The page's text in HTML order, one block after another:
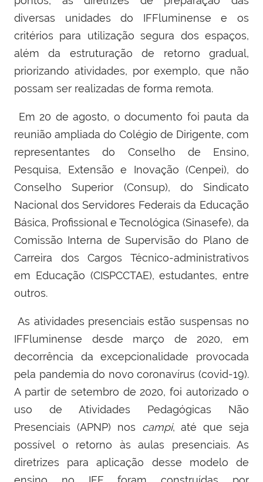
diversas unidades do IFFluminense e os
critérios para utilização segura dos espaços,
além da estruturação de retorno gradual,
priorizando atividades, por exemplo, que não
possam ser realizadas de forma remota.
Em 20 de agosto, o documento foi pauta da
reunião ampliada do Colégio de Dirigente, com
representantes do Conselho de Ensino,
Pesquisa, Extensão e Inovação (Cenpei), do
Conselho Superior (Consup), do Sindicato
Nacional dos Servidores Federais da Educação
Básica, Profissional e Tecnológica (Sinasefe), da
Comissão Interna de Supervisão do Plano de
Carreira dos Cargos Técnico-administrativos
em Educação (CISPCCTAE), estudantes, entre
outros.
As atividades presenciais estão suspensas no
IFFluminense desde março de 2020, em
decorrência da excepcionalidade provocada
pela pandemia do novo coronavírus (covid-19).
A partir de setembro de 2020, foi autorizado o
uso de Atividades Pedagógicas Não
Presenciais (APNP) nos campi, até que seja
possível o retorno às aulas presenciais. As
diretrizes para aplicação desse modelo de